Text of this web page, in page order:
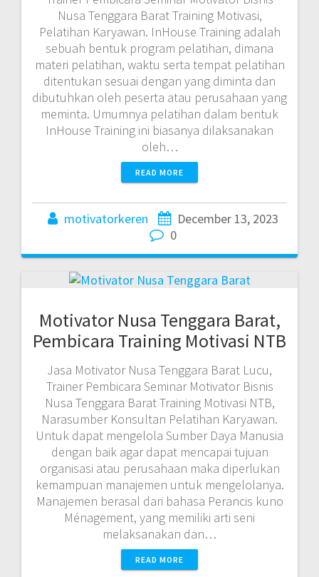
Nusa Tenggara Barat Training Motivasi,
Pelatihan Karyawan. InHouse Training adalah
sebuah bentuk program pelatihan, dimana
materi pelatihan, waktu serta tempat pelatihan
ditentukan sesuai dengan yang diminta dan
dibutuhkan oleh peserta atau perusahaan yang
meminta. Umumnya pelatihan dalam bentuk
InHouse Training ini biasanya dilaksanakan
oleh…
READ MORE
motivatorkeren
December 13, 2023
0
Motivator Nusa Tenggara Barat,
Pembicara Training Motivasi NTB
Jasa Motivator Nusa Tenggara Barat Lucu,
Trainer Pembicara Seminar Motivator Bisnis
Nusa Tenggara Barat Training Motivasi NTB,
Narasumber Konsultan Pelatihan Karyawan.
Untuk dapat mengelola Sumber Daya Manusia
dengan baik agar dapat mencapai tujuan
organisasi atau perusahaan maka diperlukan
kemampuan manajemen untuk mengelolanya.
Manajemen berasal dari bahasa Perancis kuno
Ménagement, yang memiliki arti seni
melaksanakan dan…
READ MORE